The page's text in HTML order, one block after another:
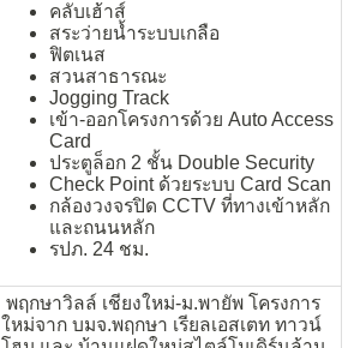
คลับเฮ้าส์
สระว่ายน้ำระบบเกลือ
ฟิตเนส
สวนสาธารณะ
Jogging Track
เข้า-ออกโครงการด้วย Auto Access
Card
ประตูล็อก 2 ชั้น Double Security
Check Point ด้วยระบบ Card Scan
กล้องวงจรปิด CCTV ที่ทางเข้าหลัก
และถนนหลัก
รปภ. 24 ชม.
พฤกษาวิลล์ เชียงใหม่-ม.พายัพ โครงการ
ใหม่จาก บมจ.พฤกษา เรียลเอสเตท ทาวน์